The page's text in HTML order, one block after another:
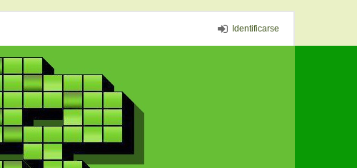
Identificarse